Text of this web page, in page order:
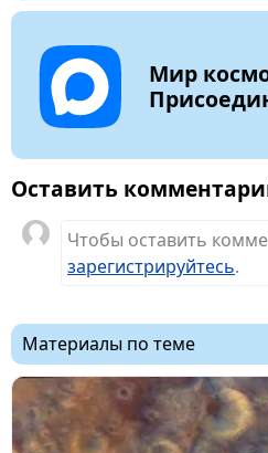
Мир
Оставить
Чтобы оставить
зарегистрируйтесь.
Материалы по теме